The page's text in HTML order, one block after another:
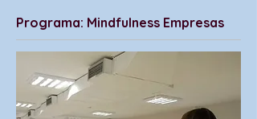
Programa: Mindfulness Empresas